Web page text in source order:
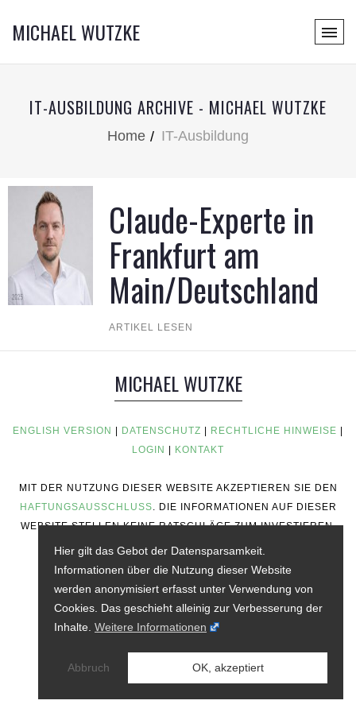
MICHAEL WUTZKE
IT-AUSBILDUNG ARCHIVE - MICHAEL WUTZKE
Home IT-Ausbildung
Claude-Experte in
Frankfurt am
Main/Deutschland
ARTIKEL LESEN
MICHAEL WUTZKE
ENGLISH VERSION DATENSCHUTZ RECHTLICHE HINWEISE
LOGIN
KONTAKT
MIT DER NUTZUNG DIESER WEBSITE AKZEPTIEREN SIE DEN
HAFTUNGSAUSSCHLUSS. DIE INFORMATIONEN AUF DIESER
WEBSITE STELLEN KEINE RATSCHLÄGE ZUM INVESTIEREN,
KEINE FINANZIELLEN RATSCHLÄGE, KEINE
HANDELSRATSCHLÄGE ODER ANDERE ART VON
RATSCHLÄGEN DAR.
Hier gilt das Gebot der Datensparsamkeit.
Informationen über die Nutzung dieser Website
werden anonymisiert erfasst unter Verwendung von
Cookies. Das geschieht alleinig zur Verbesserung der
Inhalte. Weitere Informationen
Abbruch OK, akzeptiert